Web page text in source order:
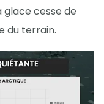
cesse de
du terrain.